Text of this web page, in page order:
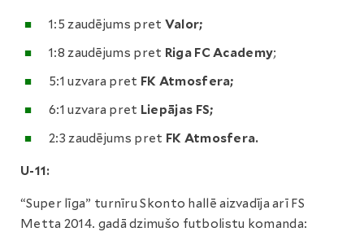
1:5 zaudējums pret Valor;
1:8 zaudējums pret Riga FC Academy;
5:1 uzvara pret FK Atmosfera;
6:1 uzvara pret Liepājas FS;
2:3 zaudējums pret FK Atmosfera.
U-11:
“Super līga” turnīru Skonto hallē aizvadīja arī FS
Metta 2014. gadā dzimušo futbolistu komanda: